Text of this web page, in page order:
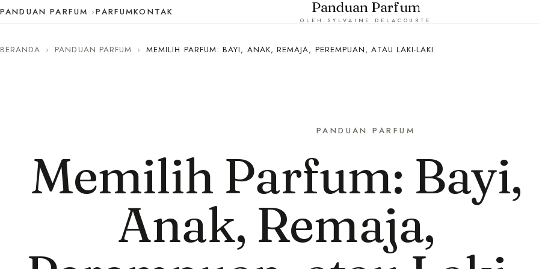
PANDUAN PARFUM PARFUMKONTAK Panduan Parfum
OLEH SYLVAINE DELACOURTE
BERANDA › PANDUAN PARFUM › MEMILIH PARFUM: BAYI, ANAK, REMAJA, PEREMPUAN, ATAU LAKI-LAKI
PANDUAN PARFUM
Memilih Parfum: Bayi,
Anak, Remaja,